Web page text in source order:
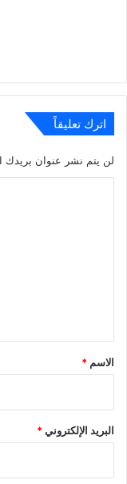
اترك تعليقاً
لن يتم نشر عنوان بريدك
*
الاسم *
البريد الإلكتروني*